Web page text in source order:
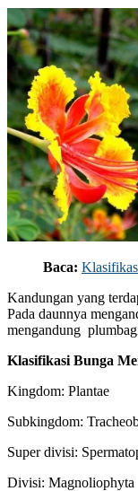
Baca:
Kandungan yang
Pada daunnya
mengandung
Klasifikasi Bunga
Kingdom: Plantae
Subkingdom:
Super divisi:
Divisi: Magnoliophyta